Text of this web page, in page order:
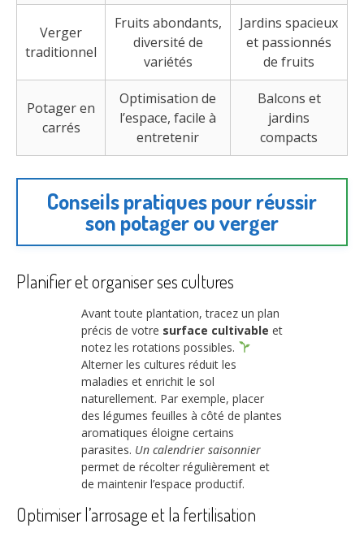
Verger
traditionnel
Fruits abondants,
diversité de
variétés
Jardins spacieux
et passionnés
de fruits
Potager en
carrés
Optimisation de
l’espace, facile à
entretenir
Balcons et
jardins
compacts
Conseils pratiques pour réussir
son potager ou verger
Planifier et organiser ses cultures
Avant toute plantation, tracez un plan
précis de votre surface cultivable et
notez les rotations possibles.
Alterner les cultures réduit les
maladies et enrichit le sol
naturellement. Par exemple, placer
des légumes feuilles à côté de plantes
aromatiques éloigne certains
parasites. Un calendrier saisonnier
permet de récolter régulièrement et
de maintenir l’espace productif.
Optimiser l’arrosage et la fertilisation